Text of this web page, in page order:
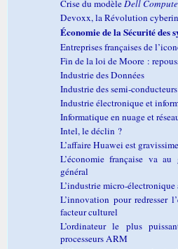
Crise du modèleDell
Devoxx, la Révolution
Économie de la Sécurité des
Entreprises françaises de
Fin de la loi de Moore :
Industrie des Données
Industrie des semi-conducteurs
Industrie électronique et
Informatique en nuage et
Intel, le déclin ?
L’affaire Huawei est gravissime
L’économie française va
général
L’industrie micro-
L’innovation pour redresser
facteur culturel
L’ordinateur le plus
processeurs ARM